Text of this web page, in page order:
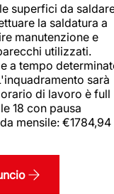
superfici da
la saldatura a
manutenzione e
utilizzati.
a tempo
sarà
di lavoro è full
18 con pausa
mensile: €1784,94